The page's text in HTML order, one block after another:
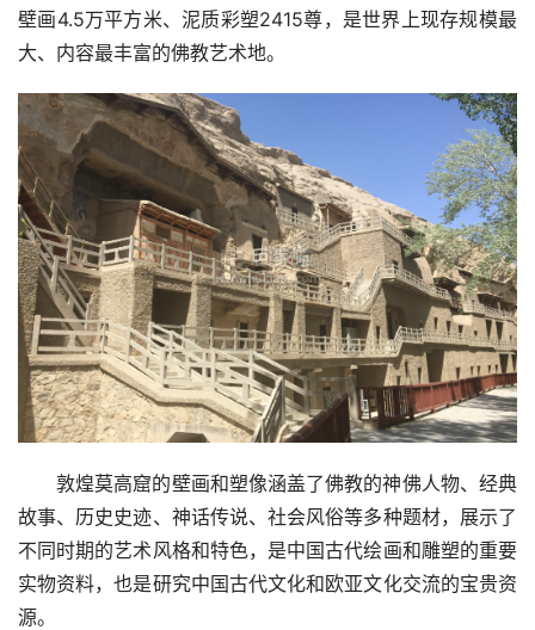
壁画4.5万平方米、泥质彩塑2415尊，是世界上现存规模最
大、内容最丰富的佛教艺术地。
敦煌莫高窟的壁画和塑像涵盖了佛教的神佛人物、经典
故事、历史史迹、神话传说、社会风俗等多种题材，展示了
不同时期的艺术风格和特色，是中国古代绘画和雕塑的重要
实物资料，也是研究中国古代文化和欧亚文化交流的宝贵资
源。